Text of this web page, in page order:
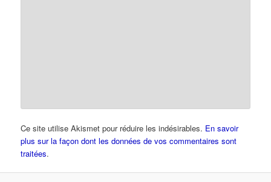
Ce site utilise Akismet pour réduire les indésirables. En savoir
plus sur la façon dont les données de vos commentaires sont
traitées.